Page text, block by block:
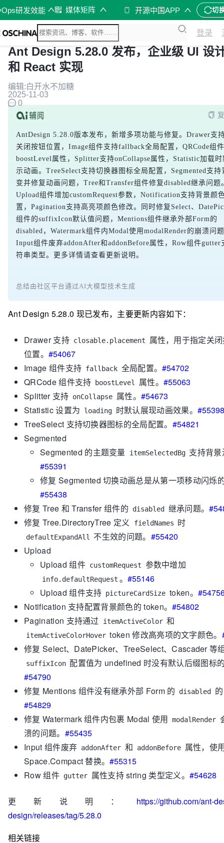
研发效能 媒体矩阵 开源中国APP 切
登录
Ant Design 5.28.0 发布，企业级 UI 设
和 React 实现
编辑:白开水不加糖
2025-11-03
0
AntDesign 5.28.0版本发布，新增多项功能与修复。Drawer支
关闭按钮位置，Image组件支持fallback全局配置，QRCode组
boostLevel属性，Splitter支持onCollapse属性，Statistic加载
示动画。TreeSelect支持切换器图标全局配置，Segmented支持
变并修复动画问题，Tree和Transfer组件修复disabled继承问题
Upload组件增加customRequest参数，Notification支持背景颜
置，Pagination支持高亮项颜色修改。同时修复Select、
组件的suffixIcon默认值问题，Mentions组件继承外部Form的
disabled，Watermark组件内Modal使用modalRender的崩溃问
Input组件废弃addonAfter和addonBefore属性，Row组件gutter
符串类型。更多详情请查看更新说明。
总结由社区平台通过AI大模型技术生成
Ant Design 5.28.0 现已发布，主要更新内容如下：
Drawer 支持 closable.placement
属性，用于指定关
位置。 #54067
Image 组件支持 fallback 全局配置。#54702
QRCode 组件支持
boostLevel 属性。#55063
Splitter 支持 onCollapse 属性。#54673
Statistic 设置为
loading 时默认展现动画效果。
TreeSelect 支持切换器图标的全局配置。 #54821
Segmented
Segmented 的主题变量
itemSelectedBg 支持背
#55391
修复 Segmented 切换动画总是从第一项移动闪烁
#55438
修复 Tree 和 Transfer 组件的
disabled 继承问题。
修复 Tree.DirectoryTree 定义
fieldNames 时
defaultExpandAll 不生效的问题。 #55420
Upload
Upload 组件 customRequest 参数中增加
info.defaultRequest 。#55146
Upload 组件支持 pictureCardSize token。
Notification 支持配置背景颜色的 token。#54802
Pagination 支持通过
itemActiveColor 和
itemActiveColorHover token 修改高亮项的文字颜色。
修复 Select、DatePicker、TreeSelect、Cascader 等
suffixIcon 配置值为 undefined 时没有默认后缀图标
#54790
修复 Mentions 组件没有继承外部 Form 的
disabled
#54829
修复 Watermark 组件内包裹 Modal 使用 modalRender
溃的问题。 #55435
Input 组件废弃 addonAfter 和 addonBefore 属性，使
Space.Compact 替换。#55315
Row 组件 gutter 属性支持 string 类型定义。#54628
更新说明： https://github.com/ant-
design/releases/tag/5.28.0
相关链接